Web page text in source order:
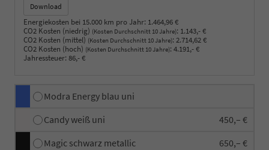
Download
Energiekosten bei 15.000 km pro Jahr: 1.464,96 €
CO2 Kosten (niedrig) (Kosten Durchschnitt 10 Jahre): 1.143,- €
CO2 Kosten (mittel) (Kosten Durchschnitt 10 Jahre): 2.714,62 €
CO2 Kosten (hoch) (Kosten Durchschnitt 10 Jahre): 4.191,- €
Jahressteuer: 86,- €
Modra Energy blau uni
Candy weiß uni
450,– €
Magic schwarz metallic
650,– €